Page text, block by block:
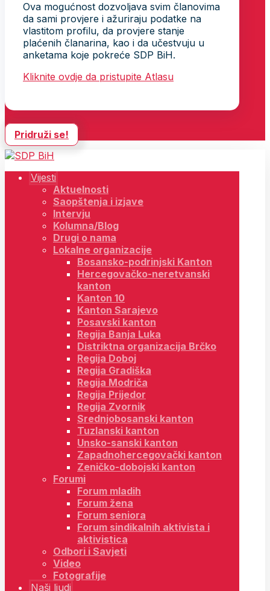
Ova mogućnost dozvoljava svim članovima
da sami provjere i ažuriraju podatke na
vlastitom profilu, da provjere stanje
plaćenih članarina, kao i da učestvuju u
anketama koje pokreće SDP BiH.
Kliknite ovdje da pristupite Atlasu
Pridruži se!
Vijesti
Aktuelnosti
Saopštenja i izjave
Intervju
Kolumna/Blog
Drugi o nama
Lokalne organizacije
Bosansko-podrinjski Kanton
Hercegovačko-neretvanski
kanton
Kanton 10
Kanton Sarajevo
Posavski kanton
Regija Banja Luka
Distriktna organizacija Brčko
Regija Doboj
Regija Gradiška
Regija Modriča
Regija Prijedor
Regija Zvornik
Srednjobosanski kanton
Tuzlanski kanton
Unsko-sanski kanton
Zapadnohercegovački kanton
Zeničko-dobojski kanton
Forumi
Forum mladih
Forum žena
Forum seniora
Forum sindikalnih aktivista i
aktivistica
Odbori i Savjeti
Video
Fotografije
Naši ljudi